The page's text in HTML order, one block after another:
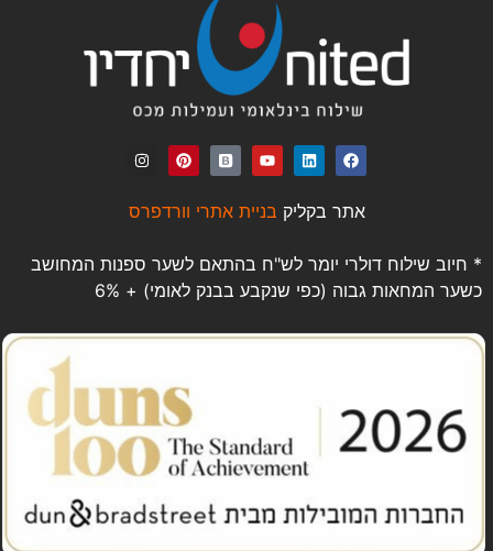
אתר בקליק בניית אתרי וורדפרס
* חיוב שילוח דולרי יומר לש"ח בהתאם לשער ספנות המחושב
כשער המחאות גבוה (כפי שנקבע בבנק לאומי) + 6%